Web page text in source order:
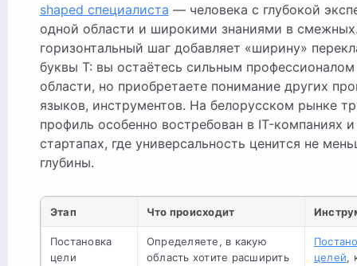
shaped специалиста — человека с глубокой
одной области и широкими знаниями в
горизонтальный шаг добавляет «ширину»
буквы T: вы остаётесь сильным
области, но приобретаете понимание других
языков, инструментов. На белорусском рынке
профиль особенно востребован в IT-компаниях и
стартапах, где универсальность ценится не
глубины.
Этап Что происходит
Постановка
цели
Определяете, в какую
область хотите расширить
целей,